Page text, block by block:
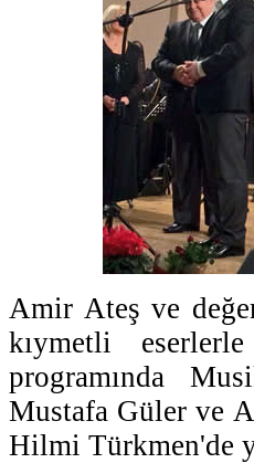
Amir Ateş ve
kıymetli
programında
Mustafa Güler ve
Hilmi Türkmen'de